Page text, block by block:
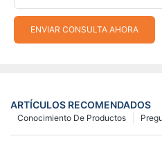
ENVIAR CONSULTA AHORA
ARTÍCULOS RECOMENDADOS
Conocimiento De Productos